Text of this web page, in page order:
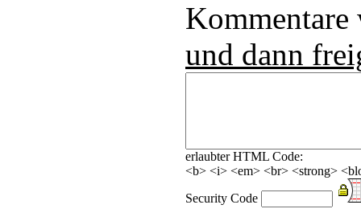
und dann
erlaubter HTML Code:
<b> <i> <em> <br> <strong>
Security Code